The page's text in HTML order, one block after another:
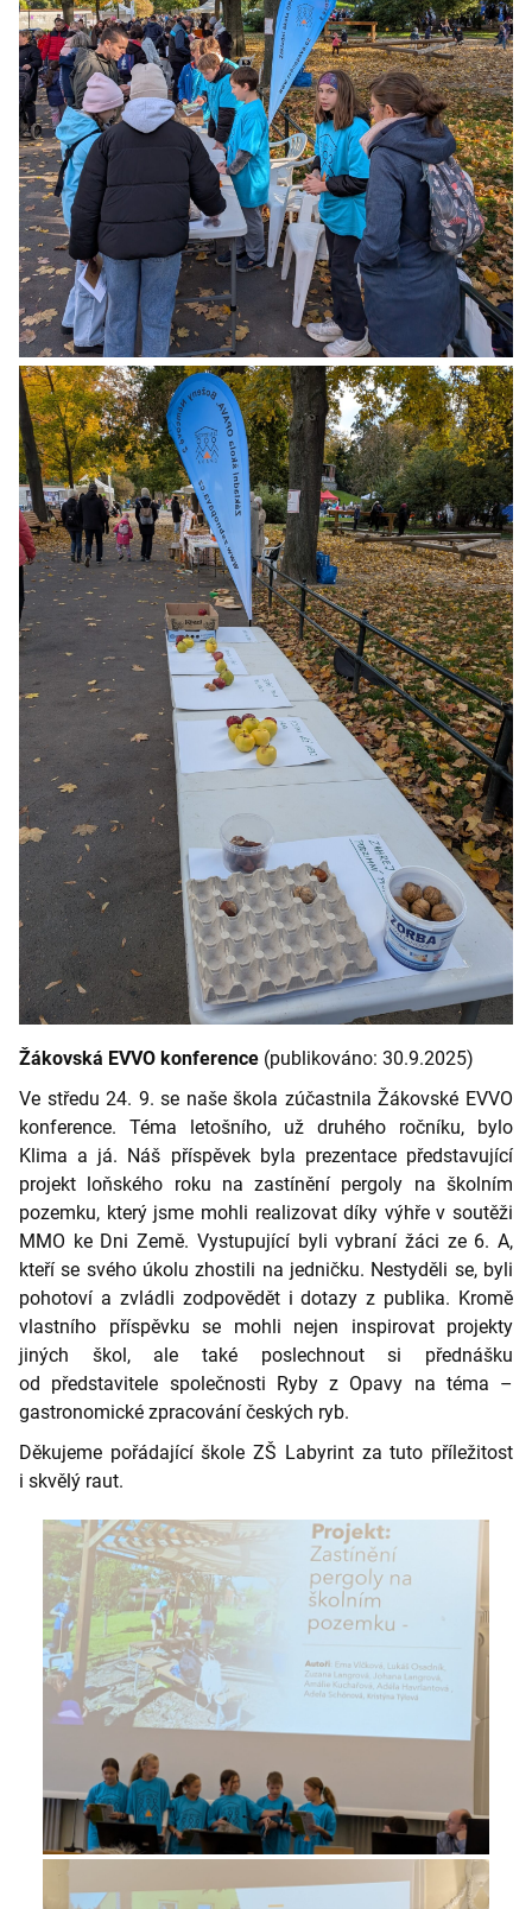
Žákovská EVVO konference (publikováno: 30.9.2025)
Ve středu 24. 9. se naše škola zúčastnila Žákovské EVVO
konference. Téma letošního, už druhého ročníku, bylo
Klima a já. Náš příspěvek byla prezentace představující
projekt loňského roku na zastínění pergoly na školním
pozemku, který jsme mohli realizovat díky výhře v soutěži
MMO ke Dni Země. Vystupující byli vybraní žáci ze 6. A,
kteří se svého úkolu zhostili na jedničku. Nestyděli se, byli
pohotoví a zvládli zodpovědět i dotazy z publika. Kromě
vlastního příspěvku se mohli nejen inspirovat projekty
jiných škol, ale také poslechnout si přednášku
od představitele společnosti Ryby z Opavy na téma –
gastronomické zpracování českých ryb.
Děkujeme pořádající škole ZŠ Labyrint za tuto příležitost
i skvělý raut.